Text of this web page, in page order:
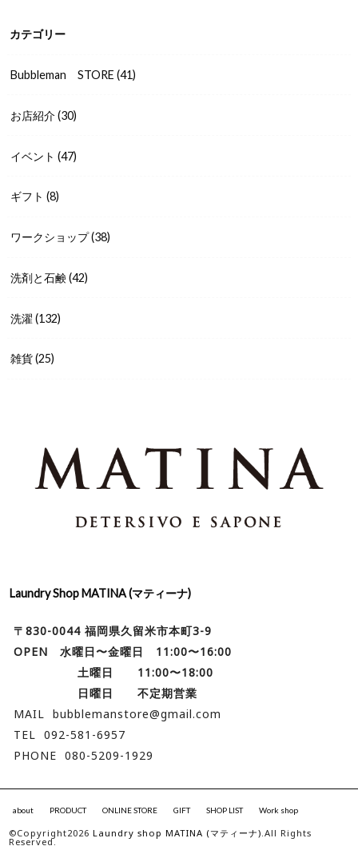
カテゴリー
Bubbleman STORE(41)
お店紹介(30)
イベント(47)
ギフト(8)
ワークショップ(38)
洗剤と石鹸(42)
洗濯(132)
雑貨(25)
Laundry Shop MATINA (マティーナ)
〒830-0044 福岡県久留米市本町3-9
OPEN 水曜日〜金曜日 11:00〜16:00
土曜日 11:00〜18:00
日曜日 不定期営業
MAIL bubblemanstore@gmail.com
TEL 092-581-6957
PHONE 080-5209-1929
about PRODUCT ONLINE STORE GIFT SHOP LIST Work shop
©Copyright2026 Laundry shop MATINA (マティーナ) .All Rights
Reserved.